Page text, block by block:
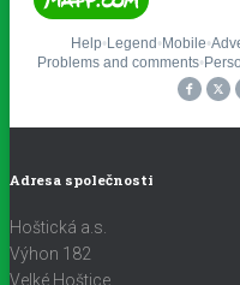
Adresa společnosti
Hoštická a.s.
Výhon 182
Velké Hoštice